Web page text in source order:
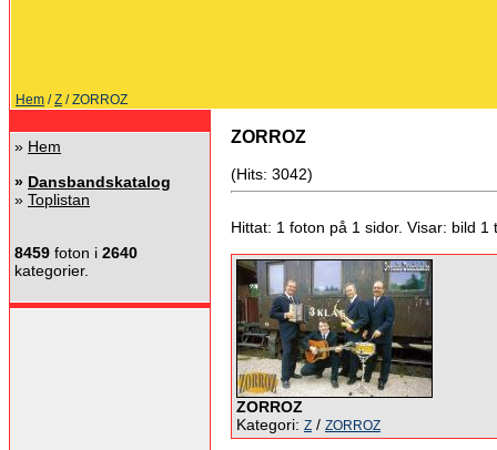
Hem /Z / ZORROZ
» Hem
» Dansbandskatalog
» Toplistan
8459 foton i 2640
kategorier.
ZORROZ
(Hits: 3042)
Hittat: 1 foton på 1 sidor. Visar: bild 1
ZORROZ
Kategori: Z / ZORROZ